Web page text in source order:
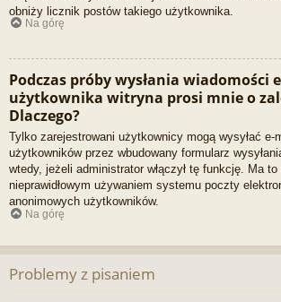
obniży licznik postów takiego użytkownika.
Na górę
Podczas próby wysłania wiadomości
użytkownika witryna prosi mnie o
Dlaczego?
Tylko zarejestrowani użytkownicy mogą wysyłać e-
użytkowników przez wbudowany formularz
wtedy, jeżeli administrator włączył tę funkcję. Ma
nieprawidłowym używaniem systemu poczty
anonimowych użytkowników.
Na górę
Problemy z pisaniem